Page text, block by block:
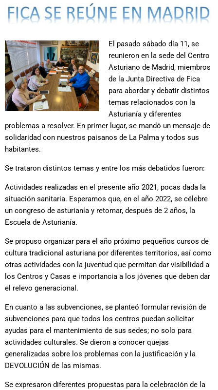
El pasado sábado día 11, se
reunieron en la sede del Centro
Asturiano de Madrid, miembros
de la Junta Directiva de Fica
para abordar y debatir distintos
temas relacionados con la
Asturianía y diferentes
problemas a resolver. En primer lugar, se mandó un mensaje de
solidaridad con nuestros paisanos de La Palma y todos sus
habitantes.
Se trataron distintos temas y entre los más debatidos fueron:
Actividades realizadas en el presente año 2021, pocas dada la
situación sanitaria. Esperamos que, en el año 2022, se célebre
un congreso de asturianía y retomar, después de 2 años, la
Escuela de Asturianía.
Se propuso organizar para el año próximo pequeños cursos de
cultura tradicional asturiana por diferentes territorios, así como
otras actividades con la juventud que permitan dar visibilidad a
los Centros y Casas e importancia a los jóvenes que deben dar
el relevo generacional.
En cuanto a las subvenciones, se planteó formular revisión de
subvenciones para que todos los centros puedan solicitar
ayudas para el mantenimiento de sus sedes; no solo para
actividades culturales. Se dieron a conocer quejas
generalizadas sobre los problemas con la justificación y la
DEVOLUCIÓN de las mismas.
Se expresaron diferentes propuestas para la celebración de la